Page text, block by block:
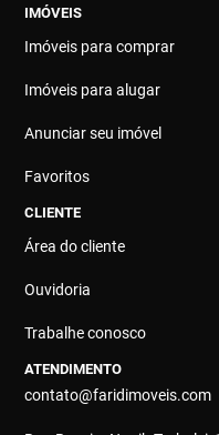
IMÓVEIS
Imóveis para comprar
Imóveis para alugar
Anunciar seu imóvel
Favoritos
CLIENTE
Área do cliente
Ouvidoria
Trabalhe conosco
ATENDIMENTO
contato@faridimoveis.com